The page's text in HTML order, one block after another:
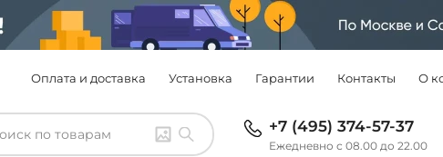
Оплата и доставка Установка Гарантии Контакты О
+7 (495) 374-57-37
Ежедневно с 08.00 до 22.00